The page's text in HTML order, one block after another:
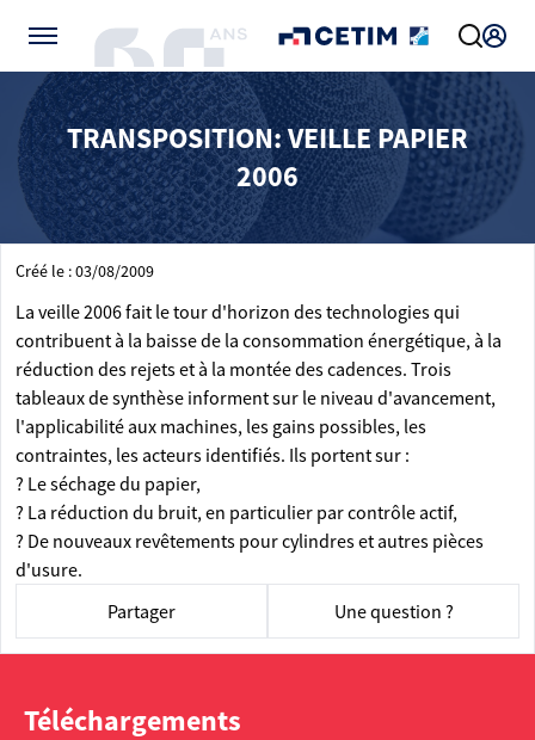
TRANSPOSITION: VEILLE PAPIER
2006
Créé le : 03/08/2009
La veille 2006 fait le tour d'horizon des technologies qui
contribuent à la baisse de la consommation énergétique, à la
réduction des rejets et à la montée des cadences. Trois
tableaux de synthèse informent sur le niveau d'avancement,
l'applicabilité aux machines, les gains possibles, les
contraintes, les acteurs identifiés. Ils portent sur :
? Le séchage du papier,
? La réduction du bruit, en particulier par contrôle actif,
? De nouveaux revêtements pour cylindres et autres pièces
d'usure.
Partager
Une question ?
Téléchargements